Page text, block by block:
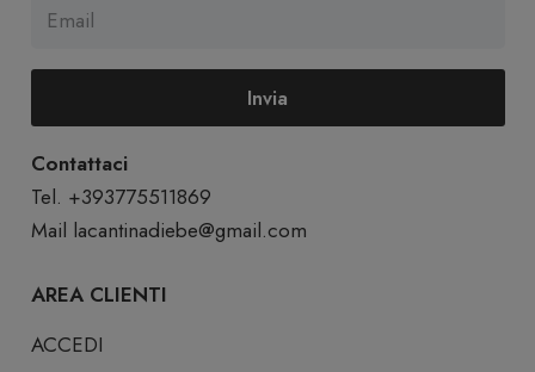
Invia
Contattaci
Tel. +393775511869
Mail lacantinadiebe@gmail.com
AREA CLIENTI
ACCEDI